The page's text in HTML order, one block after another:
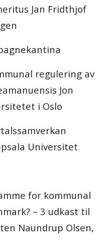
Jan Fridthjof
regulering av
Jon
i Oslo
Universitet
for kommunal
– 3 udkast til
Naundrup Olsen,